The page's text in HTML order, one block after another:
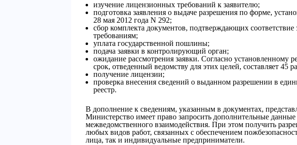
изучение лицензионных требований к заявителю;
подготовка заявления о выдаче разрешения по форме,
28 мая 2012 года N 292;
сбор комплекта документов, подтверждающих
требованиям;
уплата государственной пошлины;
подача заявки в контролирующий орган;
ожидание рассмотрения заявки. Согласно установленному
срок, отведенный ведомству для этих целей, составляет 45
получение лицензии;
проверка внесения сведений о выданном разрешении в
реестр.
В дополнение к сведениям, указанным в документах,
Министерство имеет право запросить дополнительные
межведомственного взаимодействия. При этом получить
любых видов работ, связанных с обеспечением
лица, так и индивидуальные предприниматели.